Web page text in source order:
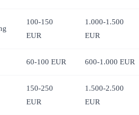
100-150
EUR
1.000-1.500
EUR
60-100 EUR 600-1.000 EUR
150-250
EUR
1.500-2.500
EUR